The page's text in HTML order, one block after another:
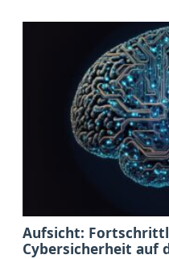
Aufsicht:
Cybersicherheit auf